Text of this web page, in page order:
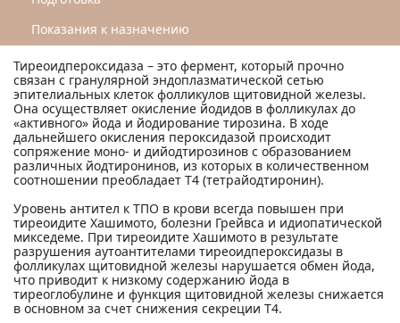
Показания к назначению
Тиреоидпероксидаза – это фермент, который прочно
связан с гранулярной эндоплазматической сетью
эпителиальных клеток фолликулов щитовидной железы.
Она осуществляет окисление йодидов в фолликулах до
«активного» йода и йодирование тирозина. В ходе
дальнейшего окисления пероксидазой происходит
сопряжение моно- и дийодтирозинов с образованием
различных йодтиронинов, из которых в количественном
соотношении преобладает Т4 (тетрайодтиронин).
Уровень антител к ТПО в крови всегда повышен при
тиреоидите Хашимото, болезни Грейвса и идиопатической
микседеме. При тиреоидите Хашимото в результате
разрушения аутоантителами тиреоидпероксидазы в
фолликулах щитовидной железы нарушается обмен йода,
что приводит к низкому содержанию йода в
тиреоглобулине и функция щитовидной железы снижается
в основном за счет снижения секреции Т4.